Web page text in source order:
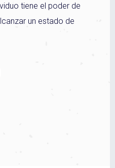
tiene el poder de
un estado de